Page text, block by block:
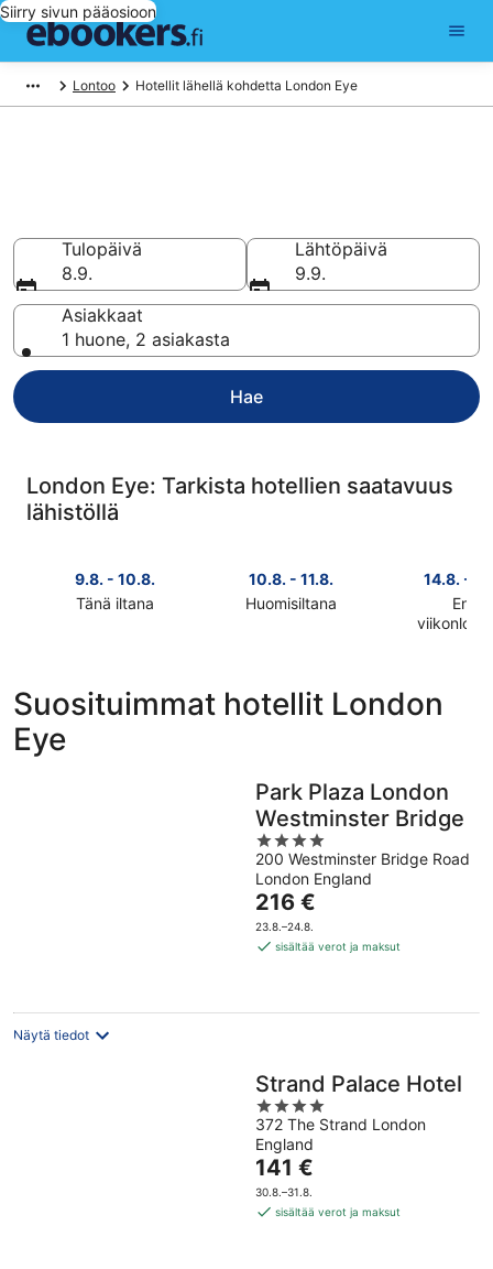
Siirry sivun pääosioon
Lontoo Hotellit lähellä kohdetta London Eye
Tulopäivä
8.9.
Lähtöpäivä
9.9.
Asiakkaat
1 huone, 2 asiakasta
Hae
London Eye: Tarkista hotellien saatavuus
lähistöllä
9.8. - 10.8.
Tänä iltana
kohdetta
London
Eye
täksi
10.8. - 11.8.
Huomisiltana
kohdetta
London
10.8.
11.8.
14.8. -
Ensi
kohdetta
eli
-
Suosituimmat hotellit London
Eye
Park Plaza London
Westminster Bridge
4
out
of
5
200 Westminster Bridge Road
London England
Hinta
on
216 €
216 €
23.8.–24.8.
sisältää verot ja maksut
Näytä tiedot
Strand Palace Hotel
4
out
of
5
372 The Strand London
England
Hinta
on
141 €
141 €
30.8.–31.8.
sisältää verot ja maksut